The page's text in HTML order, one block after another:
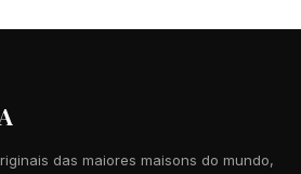
das maiores maisons do mundo,